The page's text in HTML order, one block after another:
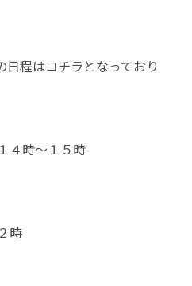
程はコチラとなっており
４時～１５時
時